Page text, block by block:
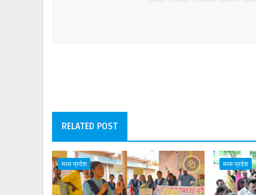
RELATED POST
मध्य प्रदेश मध्य प्रदेश